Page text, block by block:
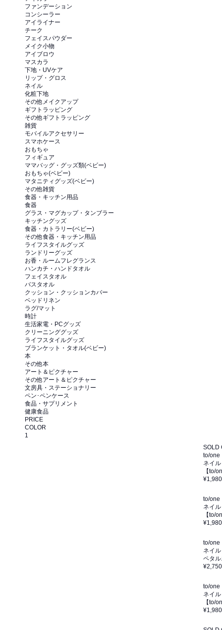
ファンデーション
コンシーラー
アイライナー
チーク
フェイスパウダー
メイク小物
アイブロウ
マスカラ
下地・UVケア
リップ・グロス
ネイル
化粧下地
その他メイクアップ
ギフトラッピング
その他ギフトラッピング
雑貨
モバイルアクセサリー
スマホケース
おもちゃ
フィギュア
ママバッグ・グッズ類(ベビー)
おもちゃ(ベビー)
マタニティグッズ(ベビー)
その他雑貨
食器・キッチン用品
食器
グラス・マグカップ・タンブラー
キッチングッズ
食器・カトラリー(ベビー)
その他食器・キッチン用品
ライフスタイルグッズ
ランドリーグッズ
お香・ルームフレグランス
ハンカチ・ハンドタオル
フェイスタオル
バスタオル
クッション・クッションカバー
ベッドリネン
ラグ/マット
時計
生活家電・PCグッズ
クリーニンググッズ
ライフスタイルグッズ
ブランケット・タオル(ベビー)
本
その他本
アート＆ピクチャー
その他アート＆ピクチャー
文房具・ステーショナリー
ペン･ペンケース
食品・サプリメント
健康食品
PRICE
COLOR
SOLD
to/one
ネイル
【to/
¥1,980
to/one
ネイル
【to/
¥1,980
to/one
ネイル
ペタ
¥2,750
to/one
ネイル
【to/
¥1,980
1